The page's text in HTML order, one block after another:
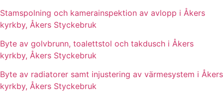
Stamspolning och kamerainspektion av avlopp i Åkers
kyrkby, Åkers Styckebruk
Byte av golvbrunn, toalettstol och takdusch i Åkers
kyrkby, Åkers Styckebruk
Byte av radiatorer samt injustering av värmesystem i Åkers
kyrkby, Åkers Styckebruk